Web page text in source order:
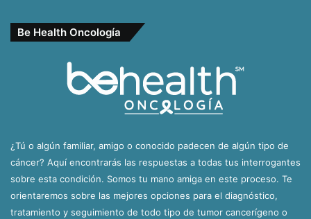
Be Health Oncología
¿Tú o algún familiar, amigo o conocido padecen de algún tipo de
cáncer? Aquí encontrarás las respuestas a todas tus interrogantes
sobre esta condición. Somos tu mano amiga en este proceso. Te
orientaremos sobre las mejores opciones para el diagnóstico,
tratamiento y seguimiento de todo tipo de tumor cancerígeno o